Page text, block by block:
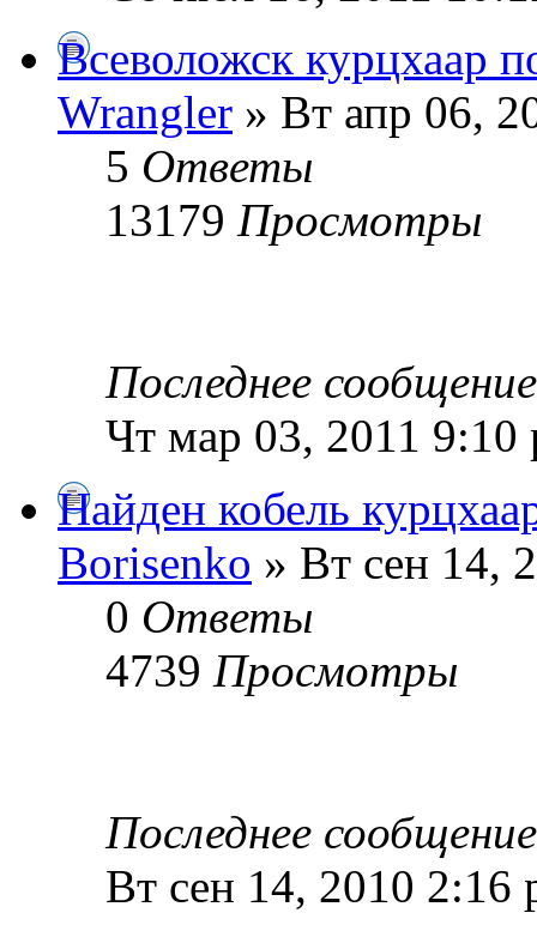
Всеволожск курцхаар
Wrangler » Вт апр 06,
5 Ответы
13179 Просмотры
Последнее
Чт мар 03, 2011 9:10
Найден кобель
Borisenko » Вт сен 14,
0 Ответы
4739 Просмотры
Последнее
Вт сен 14, 2010 2:16